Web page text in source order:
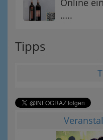
Online
…..
Tipps